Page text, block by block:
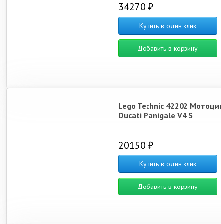
34270 ₽
Купить в один клик
Добавить в корзину
Lego Technic 42202
Ducati Panigale V4 S
20150 ₽
Купить в один клик
Добавить в корзину